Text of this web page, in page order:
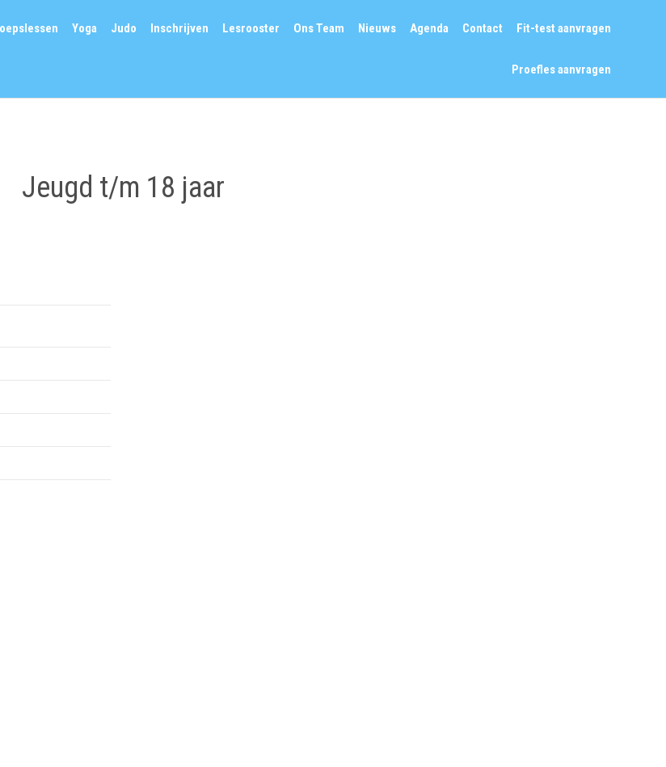
Yoga Judo Inschrijven Lesrooster Ons Team Nieuws Agenda Contact Fit-test aanvragen
Proefles aanvragen
Jeugd t/m 18 jaar